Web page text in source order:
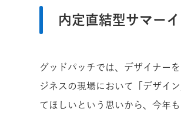
内定直結型サマー
グッドパッチでは、デザイナー
ジネスの現場において「デザイ
てほしいという思いから、今年